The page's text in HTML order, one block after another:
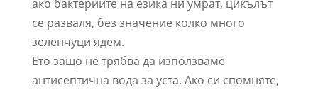
ако бактериите на езика ни умрат, цикълът
се разваля, без значение колко много
зеленчуци ядем.
Ето защо не трябва да използваме
антисептична вода за уста. Ако си спомняте,